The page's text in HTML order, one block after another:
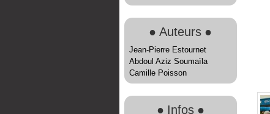
● Auteurs ●
Jean-Pierre Estournet
Abdoul Aziz Soumaïla
Camille Poisson
● Infos ●